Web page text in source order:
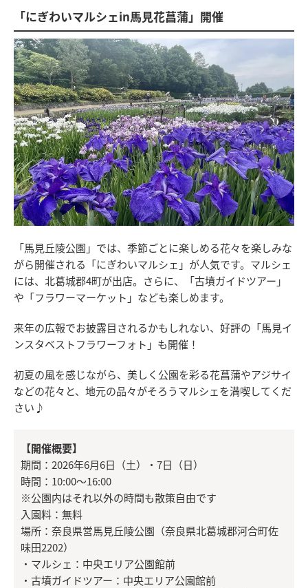
「にぎわいマルシェin馬見花菖蒲」開催
「馬見丘陵公園」では、季節ごとに楽しめる花々を楽しみな
がら開催される「にぎわいマルシェ」が人気です。マルシェ
には、北葛城郡4町が出店。さらに、「古墳ガイドツアー」
や「フラワーマーケット」なども楽しめます。
来年の広報でお披露目されるかもしれない、好評の「馬見イ
ンスタベストフラワーフォト」も開催！
初夏の風を感じながら、美しく公園を彩る花菖蒲やアジサイ
などの花々と、地元の品々がそろうマルシェを満喫してくだ
さい♪
【開催概要】
期間：2026年6月6日（土）・7日（日）
時間：10:00～16:00
※公園内はそれ以外の時間も散策自由です
入園料：無料
場所：奈良県営馬見丘陵公園（奈良県北葛城郡河合町佐
味田2202）
・マルシェ：中央エリア公園館前
・古墳ガイドツアー：中央エリア公園館前